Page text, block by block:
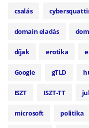
csalás
domain eladás
díjak erotika
Google gTLD
ISZT ISZT-TT
microsoft politika